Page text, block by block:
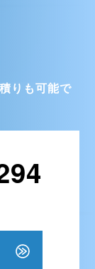
りも可能で